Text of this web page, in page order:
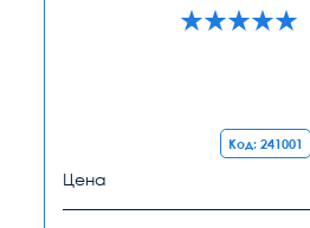
Код: 241001
Цена